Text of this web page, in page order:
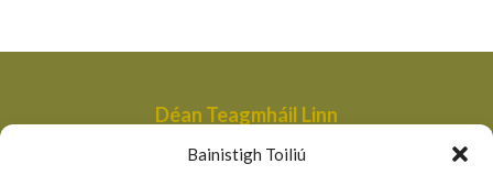
Bainistigh Toiliú
Déan Teagmháil Linn
Aonad Bainistithe na dTailte Móna,
An Roinn Tithíochta, Rialtais Áitiúil agus Oidhreachta,